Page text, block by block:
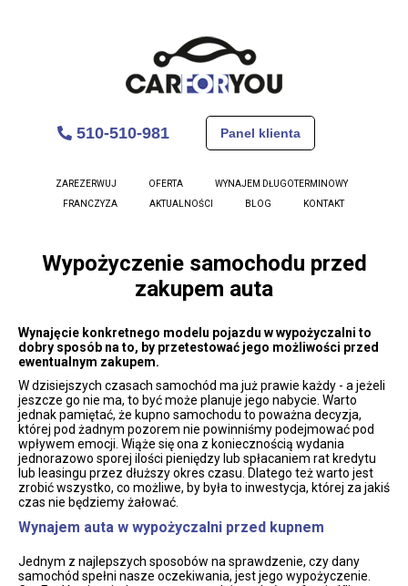
510-510-981 Panel klienta
ZAREZERWUJ OFERTA
WYNAJEM DŁUGOTERMINOWY
FRANCZYZA
AKTUALNOŚCI BLOG KONTAKT
Wypożyczenie samochodu przed
zakupem auta
Wynajęcie konkretnego modelu pojazdu w wypożyczalni to
dobry sposób na to, by przetestować jego możliwości przed
ewentualnym zakupem.
W dzisiejszych czasach samochód ma już prawie każdy - a jeżeli
jeszcze go nie ma, to być może planuje jego nabycie. Warto
jednak pamiętać, że kupno samochodu to poważna decyzja,
której pod żadnym pozorem nie powinniśmy podejmować pod
wpływem emocji. Wiąże się ona z koniecznością wydania
jednorazowo sporej ilości pieniędzy lub spłacaniem rat kredytu
lub leasingu przez dłuższy okres czasu. Dlatego też warto jest
zrobić wszystko, co możliwe, by była to inwestycja, której za jakiś
czas nie będziemy żałować.
Wynajem auta w wypożyczalni przed kupnem
Jednym z najlepszych sposobów na sprawdzenie, czy dany
samochód spełni nasze oczekiwania, jest jego wypożyczenie.